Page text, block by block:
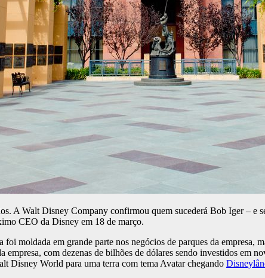
A Walt Disney Company confirmou quem sucederá Bob Iger – e
CEO da Disney em 18 de março.
moldada em grande parte nos negócios de parques da empresa,
com dezenas de bilhões de dólares sendo investidos em
Disney World para uma terra com tema Avatar chegando